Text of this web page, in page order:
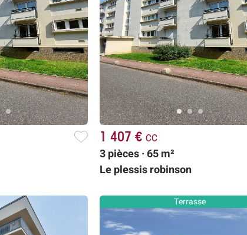
1 407 € cc
3 pièces · 65 m²
Le plessis robinson
Terrasse